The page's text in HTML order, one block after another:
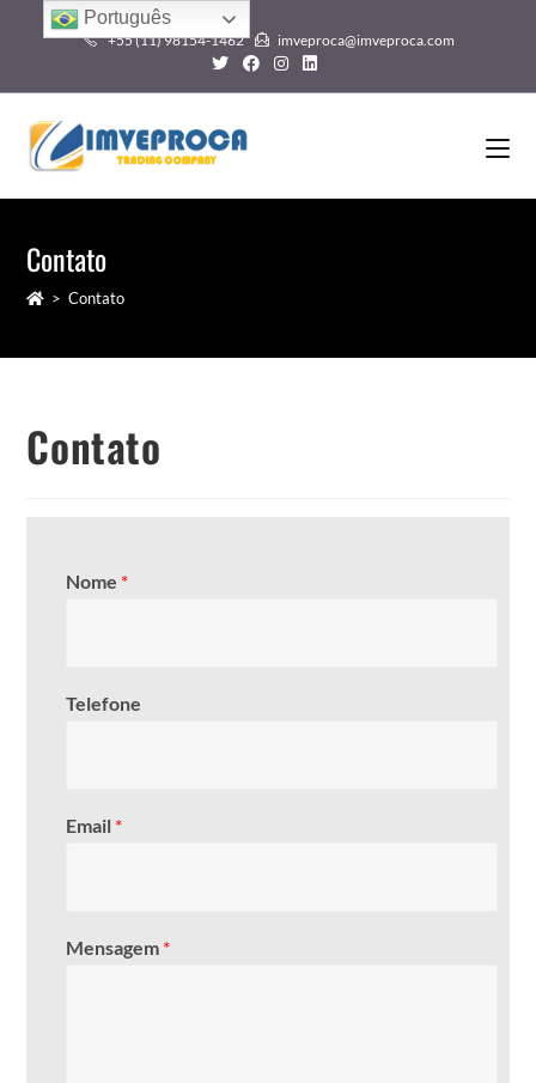
+55 (11) 98154-1462 imveproca@imveproca.com
Contato
> Contato
Contato
Nome *
Telefone
Email *
Mensagem *
Português